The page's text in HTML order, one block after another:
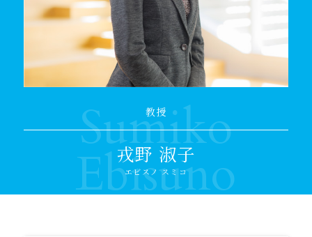
Sumiko
Ebisuno
教授
戎野 淑子
エビスノ スミコ